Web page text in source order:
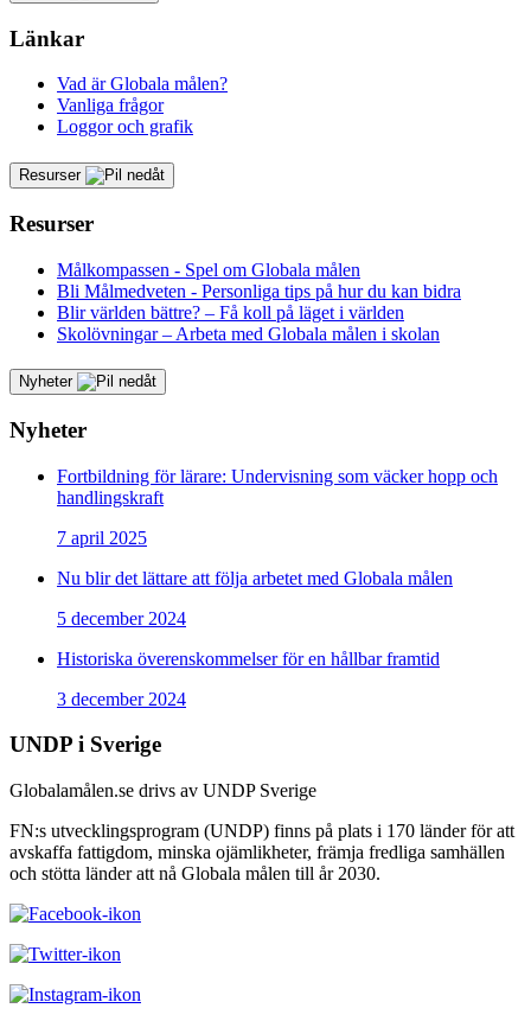
Länkar
Vad är Globala målen?
Vanliga frågor
Loggor och grafik
Resurser
Resurser
Målkompassen - Spel om Globala målen
Bli Målmedveten - Personliga tips på hur du kan bidra
Blir världen bättre? – Få koll på läget i världen
Skolövningar – Arbeta med Globala målen i skolan
Nyheter
Nyheter
Fortbildning för lärare: Undervisning som väcker hopp och
handlingskraft
7 april 2025
Nu blir det lättare att följa arbetet med Globala målen
5 december 2024
Historiska överenskommelser för en hållbar framtid
3 december 2024
UNDP i Sverige
Globalamålen.se drivs av UNDP Sverige
FN:s utvecklingsprogram (UNDP) finns på plats i 170 länder för att
avskaffa fattigdom, minska ojämlikheter, främja fredliga samhällen
och stötta länder att nå Globala målen till år 2030.